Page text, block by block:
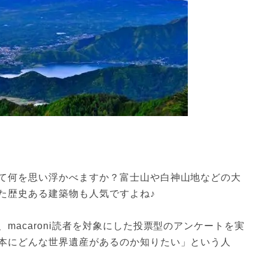
何を思い浮かべますか？富士山や白神山地などの大
歴史ある建築物も人気ですよね♪
macaroni読者を対象にした投票型のアンケートを実
どんな世界遺産があるのか知りたい」という人